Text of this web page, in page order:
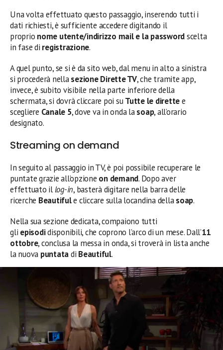
Una volta effettuato questo passaggio, inserendo tutti i
dati richiesti, è sufficiente accedere digitando il
proprio nome utente/indirizzo mail e la passwordscelta
in fase di registrazione.
A quel punto, se si è da sito web, dal menu in alto a sinistra
si procederà nellasezione Dirette TV, che tramite app,
invece, è subito visibile nella parte inferiore della
schermata, si dovrà cliccare poi suTutte le direttee
scegliere Canale 5, dove va in onda lasoap, all’orario
designato.
Streaming on demand
In seguito al passaggio in TV, è poi possibile recuperare le
puntate grazie all’opzione on demand. Dopo aver
effettuato illog-in, basterà digitare nella barra delle
ricerche Beautifule cliccare sulla locandina dellasoap.
Nella sua sezione dedicata, compaiono tutti
gli episodidisponibili, che coprono l’arco di un mese. Dall’11
ottobre, conclusa la messa in onda, si troverà in lista anche
la nuova puntatadi Beautiful.